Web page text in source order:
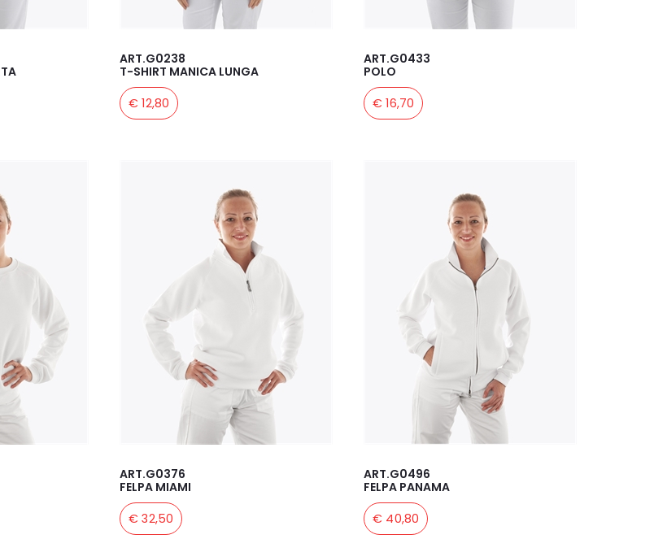
ART.G0238
T-SHIRT MANICA LUNGA
€ 12,80
ART.G0433
POLO
€ 16,70
ART.G0376
FELPA MIAMI
€ 32,50
ART.G0496
FELPA PANAMA
€ 40,80